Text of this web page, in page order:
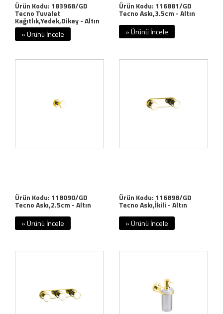
Ürün Kodu: 183968/GD
Tecno Tuvalet
Kağıtlık,Yedek,Dikey - Altın
» Ürünü İncele
Ürün Kodu: 116881/GD
Tecno Askı,3.5cm - Altın
» Ürünü İncele
Ürün Kodu: 118090/GD
Tecno Askı,2.5cm - Altın
» Ürünü İncele
Ürün Kodu: 116898/GD
Tecno Askı,İkili - Altın
» Ürünü İncele